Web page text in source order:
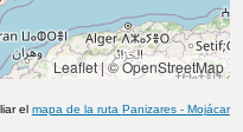
Leaflet|© OpenStreetMap
el mapa de la ruta Panizares- Mojácar